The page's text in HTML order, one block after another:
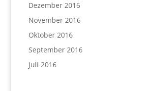
Dezember 2016
November 2016
Oktober 2016
September 2016
Juli 2016